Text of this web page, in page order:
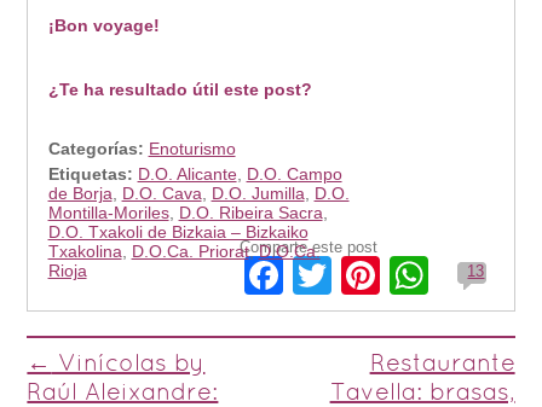
¡Bon voyage!
¿Te ha resultado útil este post?
Categorías: Enoturismo
Etiquetas: D.O. Alicante, D.O. Campo
de Borja, D.O. Cava, D.O. Jumilla, D.O.
Montilla-Moriles, D.O. Ribeira Sacra,
D.O. Txakoli de Bizkaia – Bizkaiko
Txakolina, D.O.Ca. Priorat,D.O.Ca.
Rioja
Comparte este post
Facebook
TwitterPinterest
13
Post navigation
←
Vinícolas by
Raúl Aleixandre:
Restaurante
Tavella: brasas,